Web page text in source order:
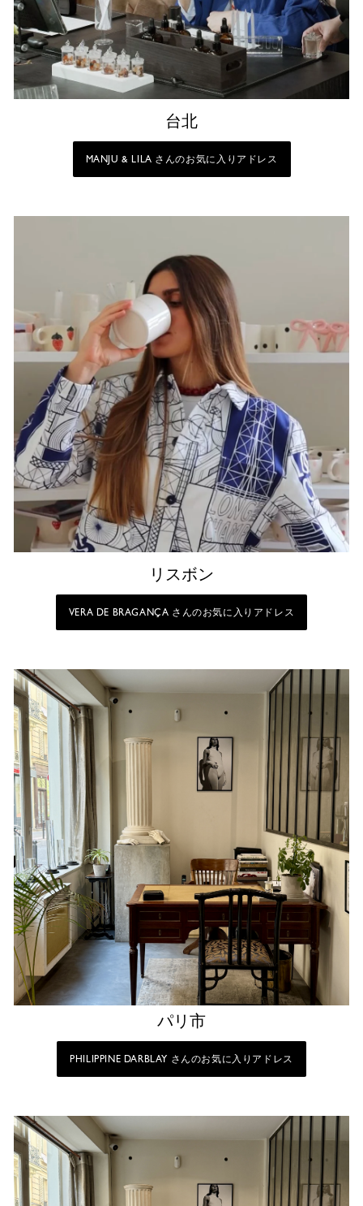
台北
MANJU & LILA さんのお気に入りアドレス
リスボン
VERA DE BRAGANÇA さんのお気に入りアドレス
パリ市
PHILIPPINE DARBLAY さんのお気に入りアドレス